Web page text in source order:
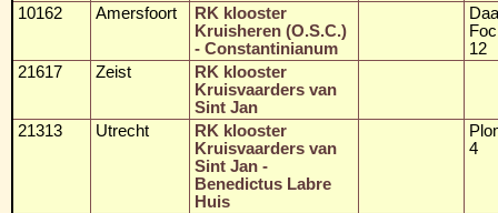
10162
Amersfoort
RK klooster
Kruisheren (O.S.C.)
- Constantinianum
12
21617
Zeist
RK klooster
Kruisvaarders van
Sint Jan
21313
Utrecht
RK klooster
Kruisvaarders van
Sint Jan -
Benedictus Labre
Huis
4